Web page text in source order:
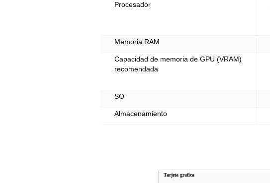
Procesador
Memoria RAM
Capacidad de memoria de GPU (VRAM)
recomendada
SO
Almacenamiento
Tarjeta grafica